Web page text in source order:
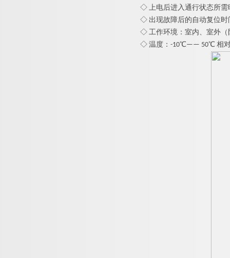
◇ 上电后进入通行状态所需
◇ 出现故障后的自动复位时
◇ 工作环境：室内、室外（
◇ 温度：-10℃—— 50℃ 相对